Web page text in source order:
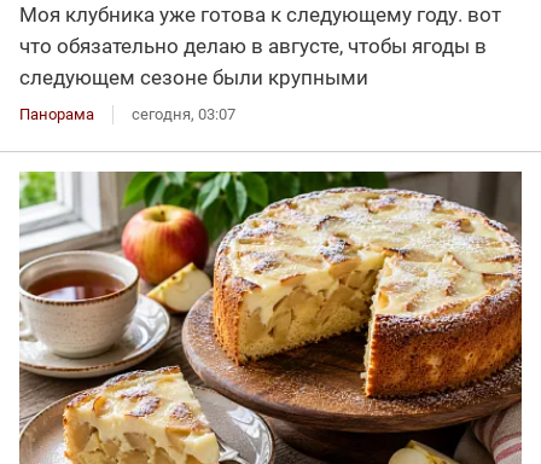
Моя клубника уже готова к следующему году. вот
что обязательно делаю в августе, чтобы ягоды в
следующем сезоне были крупными
Панорама сегодня, 03:07